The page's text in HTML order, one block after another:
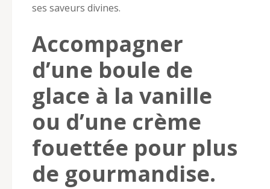
ses saveurs divines.
Accompagner
d’une boule de
glace à la vanille
ou d’une crème
fouettée pour plus
de gourmandise.